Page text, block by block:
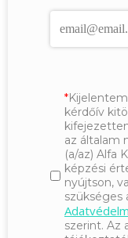
kérdőív
az általam
(a/az) Alfa
képzési
nyújtson,
szükséges
szerint. Az